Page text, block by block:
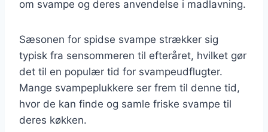
om svampe og deres anvendelse i madlavning.
Sæsonen for spidse svampe strækker sig
typisk fra sensommeren til efteråret, hvilket gør
det til en populær tid for svampeudflugter.
Mange svampeplukkere ser frem til denne tid,
hvor de kan finde og samle friske svampe til
deres køkken.